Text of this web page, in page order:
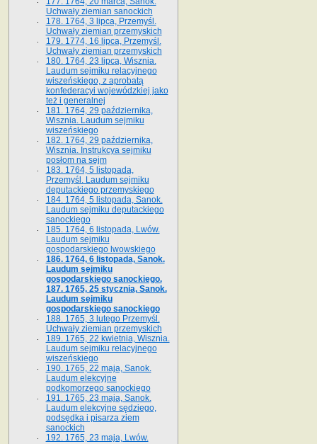
Uchwały ziemian sanockich
178. 1764, 3 lipca, Przemyśl.
Uchwały ziemian przemyskich
179. 1774, 16 lipca, Przemyśl.
Uchwały ziemian przemyskich
180. 1764, 23 lipca, Wisznia.
Laudum sejmiku relacyjnego
wiszeńskiego, z aprobatą
konfederacyi wojewódzkiej jako
też i generalnej
181. 1764, 29 października,
Wisznia. Laudum sejmiku
wiszeńskiego
182. 1764, 29 października,
Wisznia. Instrukcya sejmiku
posłom na sejm
183. 1764, 5 listopada,
Przemyśl. Laudum sejmiku
deputackiego przemyskiego
184. 1764, 5 listopada, Sanok.
Laudum sejmiku deputackiego
sanockiego
185. 1764, 6 listopada, Lwów.
Laudum sejmiku
gospodarskiego lwowskiego
186. 1764, 6 listopada, Sanok.
Laudum sejmiku
gospodarskiego sanockiego.
187. 1765, 25 stycznia, Sanok.
Laudum sejmiku
gospodarskiego sanockiego
188. 1765, 3 lutego Przemyśl.
Uchwały ziemian przemyskich
189. 1765, 22 kwietnia, Wisznia.
Laudum sejmiku relacyjnego
wiszeńskiego
190. 1765, 22 maja, Sanok.
Laudum elekcyjne
podkomorzego sanockiego
191. 1765, 23 maja, Sanok.
Laudum elekcyjne sędziego,
podsędka i pisarza ziem
sanockich
192. 1765, 23 maja, Lwów.